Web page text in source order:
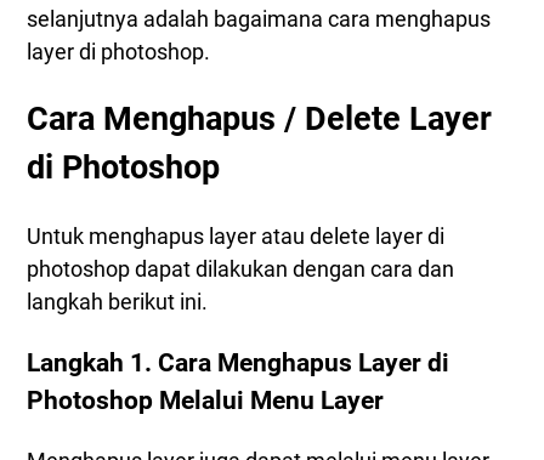
selanjutnya adalah bagaimana cara menghapus
layer di photoshop.
Cara Menghapus / Delete Layer
di Photoshop
Untuk menghapus layer atau delete layer di
photoshop dapat dilakukan dengan cara dan
langkah berikut ini.
Langkah 1. Cara Menghapus Layer di
Photoshop Melalui Menu Layer